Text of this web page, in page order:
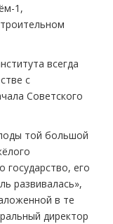
1,
всегда
с
Советского
той большой
его
развивалась»,
в те
директор